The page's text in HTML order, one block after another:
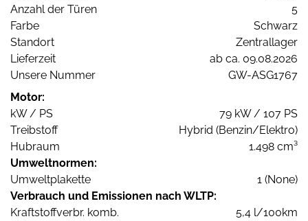
Anzahl der Türen
5
Farbe
Schwarz
Standort
Zentrallager
Lieferzeit
ab ca. 09.08.2026
Unsere Nummer
GW-ASG1767
Motor:
kW / PS
79 kW / 107 PS
Treibstoff
Hybrid (Benzin/Elektro)
Hubraum
1.498 cm³
Umweltnormen:
Umweltplakette
1 (None)
Verbrauch und Emissionen nach WLTP:
Kraftstoffverbr. komb.
5,4 l/100km